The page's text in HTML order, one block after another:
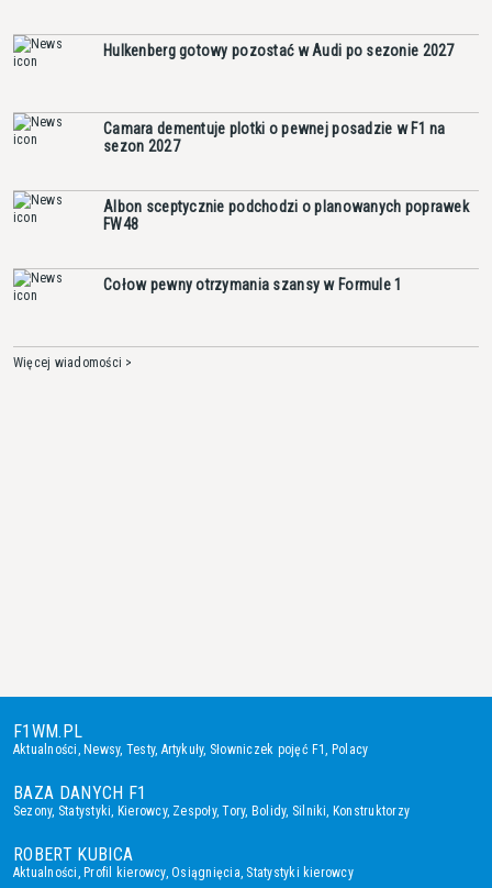
Hulkenberg gotowy pozostać w Audi po sezonie 2027
Camara dementuje plotki o pewnej posadzie w F1 na
sezon 2027
Albon sceptycznie podchodzi o planowanych poprawek
FW48
Cołow pewny otrzymania szansy w Formule 1
Więcej wiadomości >
F1WM.PL
Aktualności, Newsy, Testy, Artykuły, Słowniczek pojęć F1, Polacy
BAZA DANYCH F1
Sezony, Statystyki, Kierowcy, Zespoły,Tory, Bolidy, Silniki, Konstruktorzy
ROBERT KUBICA
Aktualności, Profil kierowcy,Osiągnięcia, Statystyki kierowcy